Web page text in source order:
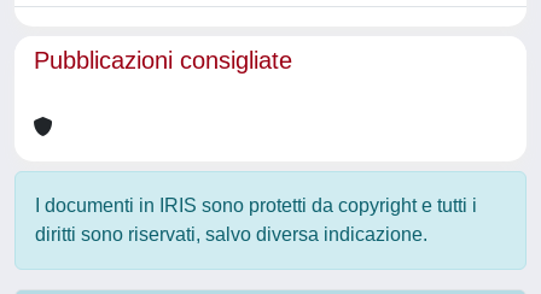
Pubblicazioni consigliate
I documenti in IRIS sono protetti da copyright e tutti i
diritti sono riservati, salvo diversa indicazione.